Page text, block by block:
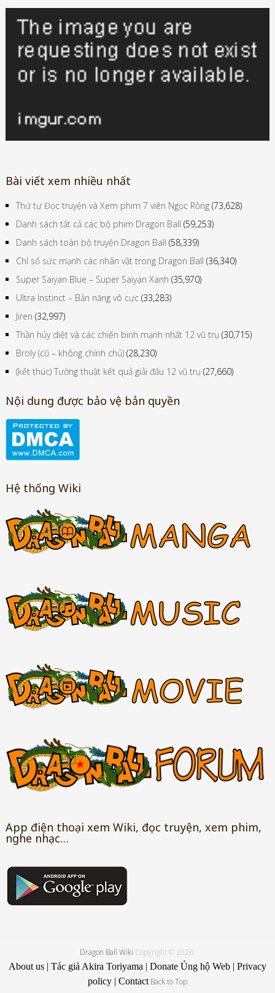
Bài viết xem nhiều nhất
Thứ tự Đọc truyện và Xem phim 7 viên Ngọc Rồng (73,628)
Danh sách tất cả các bộ phim Dragon Ball (59,253)
Danh sách toàn bộ truyện Dragon Ball (58,339)
Chỉ số sức mạnh các nhân vật trong Dragon Ball (36,340)
Super Saiyan Blue – Super Saiyan Xanh (35,970)
Ultra Instinct – Bản năng vô cực (33,283)
Jiren (32,997)
Thần hủy diệt và các chiến binh mạnh nhất 12 vũ trụ (30,715)
Broly (cũ – không chính chủ) (28,230)
(kết thúc) Tường thuật kết quả giải đấu 12 vũ trụ (27,660)
Nội dung được bảo vệ bản quyền
Hệ thống Wiki
App điện thoại xem Wiki, đọc truyện, xem phim,
nghe nhạc…
Dragon Ball Wiki Copyright © 2026.
About us| Tác giả Akira Toriyama | Donate Ủng hộ Web| Privacy
policy| Contact Back to Top